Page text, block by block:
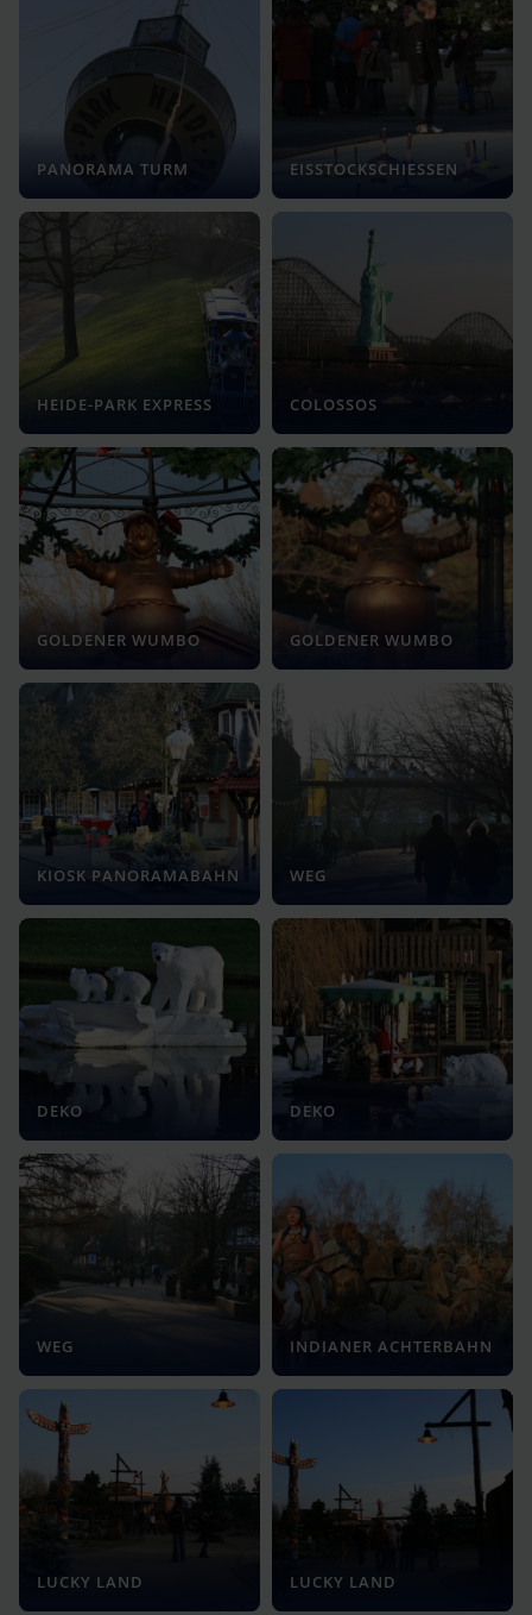
PANORAMA TURM EISSTOCKSCHIESSEN
HEIDE-PARK EXPRESS COLOSSOS
GOLDENER WUMBO GOLDENER WUMBO
KIOSK PANORAMABAHN WEG
DEKO DEKO
WEG INDIANER ACHTERBAHN
LUCKY LAND LUCKY LAND